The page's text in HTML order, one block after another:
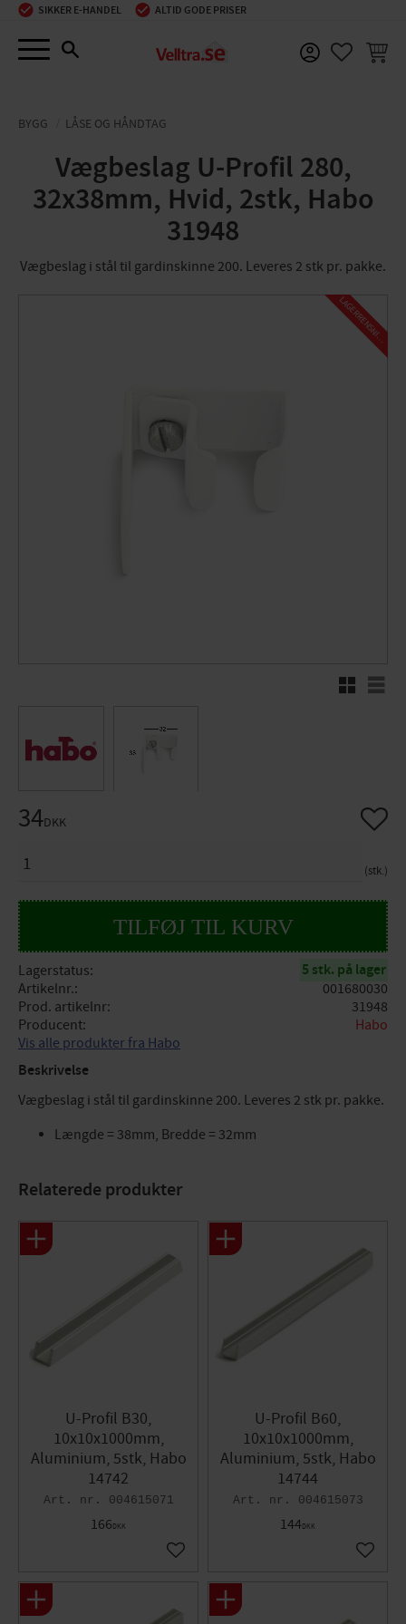
Menu
SIKKER E-HANDEL ALTID GODE PRISER
BYGG LÅSE OG HÅNDTAG
Vægbeslag U-Profil 280,
32x38mm, Hvid, 2stk, Habo
31948
Vægbeslag i stål til gardinskinne 200. Leveres 2 stk pr. pakke.
L
A
G
E
R
R
E
N
S
N
I
N
G
RutenettListe
34DKK
stk.
Gem
Lagerstatus 5 stk. på lager
Artikelnr.
001680030
Prod. artikelnr
31948
Producent
Habo
Vis alle produkter fra Habo
Beskrivelse
Vægbeslag i stål til gardinskinne 200. Leveres 2 stk pr. pakke.
Længde = 38mm, Bredde = 32mm
Relaterede produkter
U-Profil B30,
10x10x1000mm,
Aluminium, 5stk, Habo
14742
004615071
166DKK
Gem som favorit
U-Profil B60,
10x10x1000mm,
Aluminium, 5stk, Habo
14744
004615073
144DKK
Gem